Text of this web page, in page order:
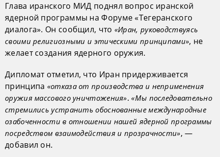
Глава иранского МИД поднял вопрос иранской
ядерной программы на Форуме «Тегеранского
диалога». Он сообщил, что «Иран, руководствуясь
своими религиозными и этическими принципами», не
желает создания ядерного оружия.
Дипломат отметил, что Иран придерживается
принципа «отказа от производства и неприменения
оружия массового уничтожения».«Мы последовательно
стремились устранить обоснованные международные
озабоченности в отношении нашей ядерной программы
посредством взаимодействия и прозрачности», —
добавил он.